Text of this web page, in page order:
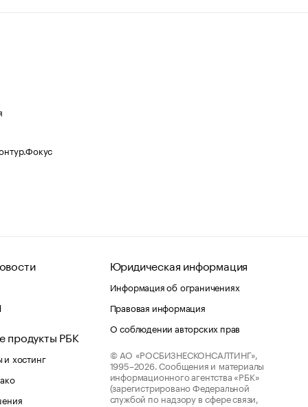
продукты РБК
хостинг
Юридическая информация
Информация об ограничениях
Правовая информация
О соблюдении авторских прав
© АО «РОСБИЗНЕСКОНСАЛТИНГ»,
1995–2026. Сообщения и материалы
информационного агентства «РБК»
(зарегистрировано Федеральной
службой по надзору в сфере связи,